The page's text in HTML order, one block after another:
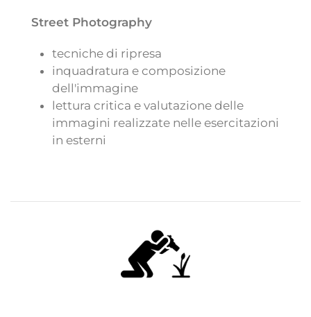
Street Photography
tecniche di ripresa
inquadratura e composizione
dell'immagine
lettura critica e valutazione delle
immagini realizzate nelle esercitazioni
in esterni